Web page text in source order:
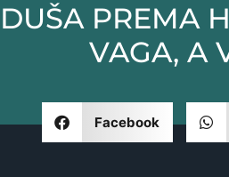
PREMA
VAGA, A
Facebook